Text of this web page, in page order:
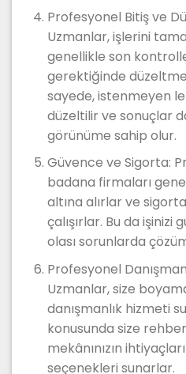
Profesyonel Bitiş ve
Uzmanlar, işlerini
genellikle son
gerektiğinde
sayede, istenmeyen
düzeltilir ve sonuçlar
görünüme sahip olur.
Güvence ve Sigorta:
badana firmaları
altına alırlar ve
çalışırlar. Bu da işinizi
olası sorunlarda
Profesyonel
Uzmanlar, size
danışmanlık hizmeti
konusunda size
mekânınızın
seçenekleri sunarlar.